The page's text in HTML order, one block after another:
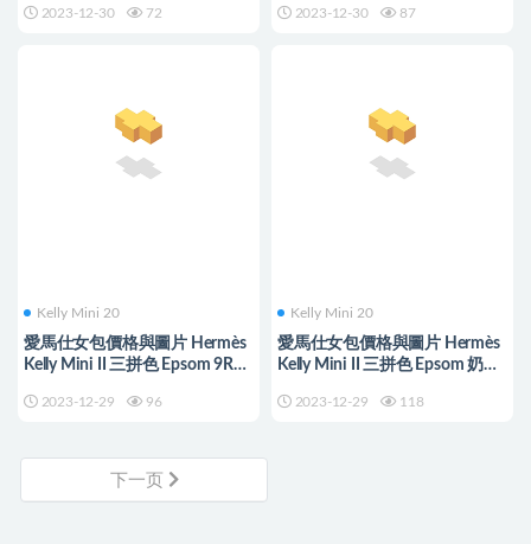
2023-12-30 72 2023-12-30 87
Kelly Mini 20
愛馬仕女包價格與圖片 Hermès
Kelly Mini II 三拼色 Epsom 9R
2023-12-29 96
Kelly Mini 20
愛馬仕女包價格與圖片 Hermès
Kelly Mini II 三拼色 Epsom 奶昔
2023-12-29 118
下一页